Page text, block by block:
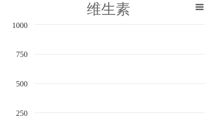
维生素
250
500
750
1000